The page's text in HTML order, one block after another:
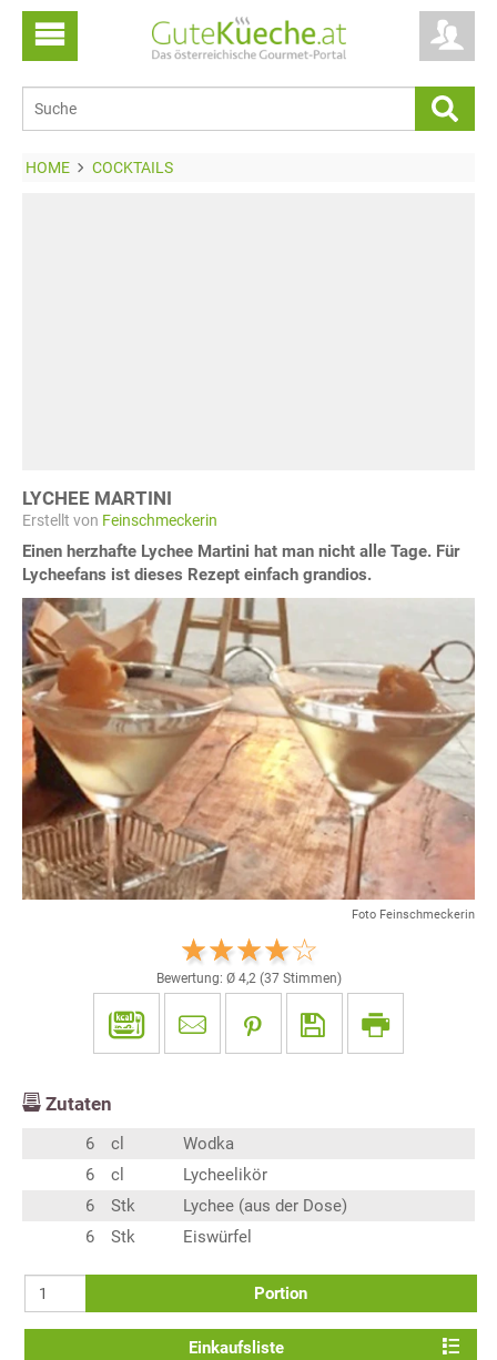
HOME COCKTAILS
LYCHEE MARTINI
Erstellt von Feinschmeckerin
Einen herzhafte Lychee Martini hat man nicht alle Tage. Für
Lycheefans ist dieses Rezept einfach grandios.
Foto Feinschmeckerin
Bewertung: Ø 4,2(37Stimmen)
Zutaten
6 cl
Wodka
6
cl
Lycheelikör
6
Stk
Lychee (aus der Dose)
6
Stk Eiswürfel
Portion
Einkaufsliste